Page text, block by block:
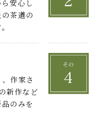
安心し
茶道の
作家さ
新作など
のみを